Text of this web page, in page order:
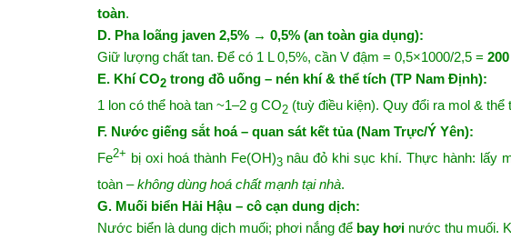
toàn.
D. Pha loãng javen 2,5% → 0,5% (an toàn gia dụng):
Giữ lượng chất tan. Để có 1 L 0,5%, cần V đậm = 0,5×1000/2,5 =
E. Khí CO2 trong đồ uống – nén khí & thể tích (TP Nam Định):
1 lon có thể hoà tan ~1–2 g CO2 (tuỳ điều kiện). Quy đổi ra mol &
F. Nước giếng sắt hoá – quan sát kết tủa (Nam Trực/Ý Yên):
Fe2+ bị oxi hoá thành Fe(OH)3nâu đỏ khi sục khí. Thực hành: lấy
toàn –không dùng hoá chất mạnh tại nhà.
G. Muối biển Hải Hậu – cô cạn dung dịch:
Nước biển là dung dịch muối; phơi nắng để bay hơi nước thu muối.